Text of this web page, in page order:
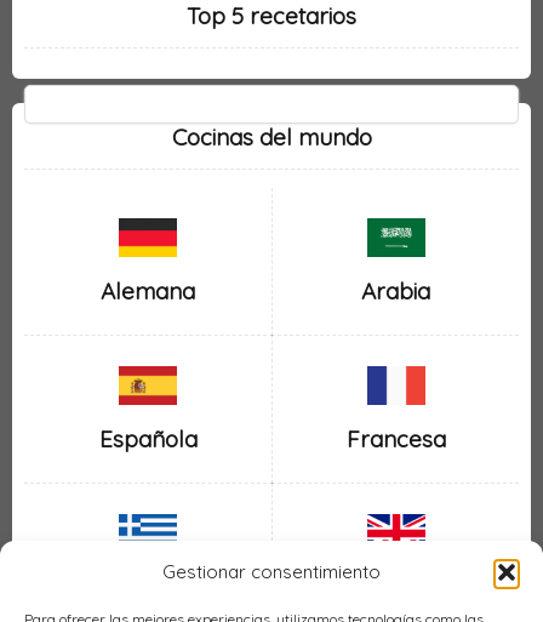
Gestionar consentimiento
Top 5 recetarios
Cocinas del mundo
Alemana Arabia
Española Francesa
Griega Inglesa